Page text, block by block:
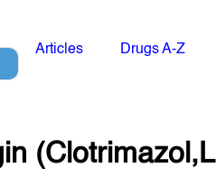
Articles Drugs A-Z